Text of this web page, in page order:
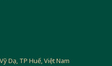
Dạ, TP Huế, Việt Nam